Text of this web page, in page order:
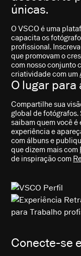
únicas.
O VSCO é uma
capacita os
profissional.
que promovam o
com nosso conjunto
criatividade com um
O lugar para
Compartilhe sua
global de
saibam quem você
experiência e
com álbuns e
que dizem mais com
de inspiração com
Conecte-se